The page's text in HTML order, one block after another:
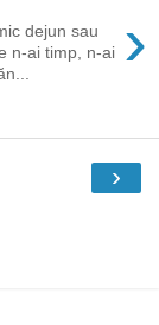
›
dejun sau
n-ai timp, n-ai
›